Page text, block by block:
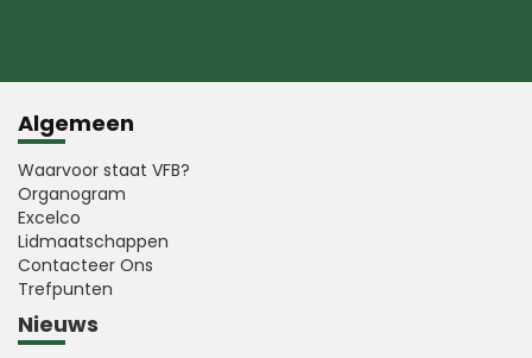
Algemeen
Waarvoor staat VFB?
Organogram
Excelco
Lidmaatschappen
Contacteer Ons
Trefpunten
Nieuws